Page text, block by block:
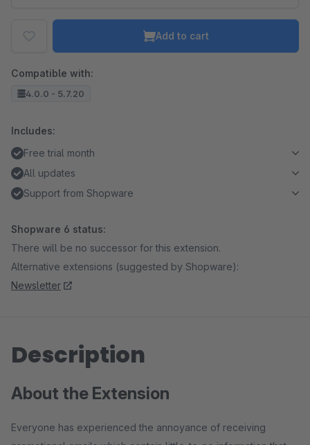
Add to cart
Compatible with:
4.0.0 - 5.7.20
Includes:
Free trial month
All updates
Support from Shopware
Shopware 6 status:
There will be no successor for this extension.
Alternative extensions (suggested by Shopware):
Newsletter
Description
About the Extension
Everyone has experienced the annoyance of receiving